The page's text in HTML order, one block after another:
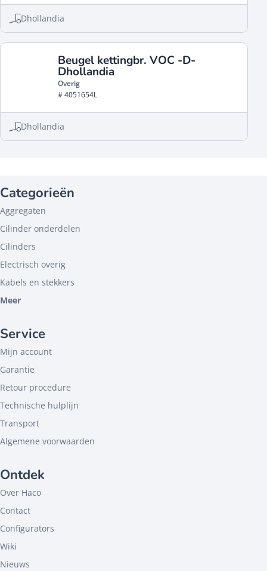
Dhollandia
Beugel kettingbr. VOC -D-
Dhollandia
Overig
# 4051654L
Dhollandia
Categorieën
Aggregaten
Cilinder onderdelen
Cilinders
Electrisch overig
Kabels en stekkers
Meer
Service
Mijn account
Garantie
Retour procedure
Technische hulplijn
Transport
Algemene voorwaarden
Ontdek
Over Haco
Contact
Configurators
Wiki
Nieuws